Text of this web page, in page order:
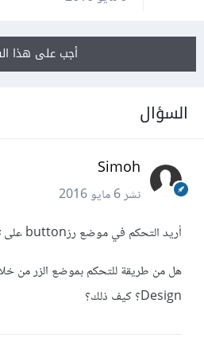
أجب على هذا
السؤال
Simoh
نشر6 مايو 2016
أريد التحكم في موضع رزbutton على تطبيق خاص بـ Android.
هل من طريقة للتحكم بموضع الزر من
Design؟ كيف ذلك؟